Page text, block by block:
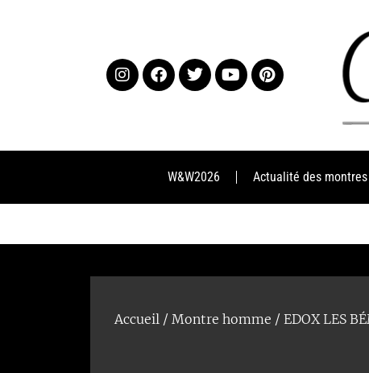
W&W2026 Actualité des montres
Accueil / Montre homme / EDOX LES